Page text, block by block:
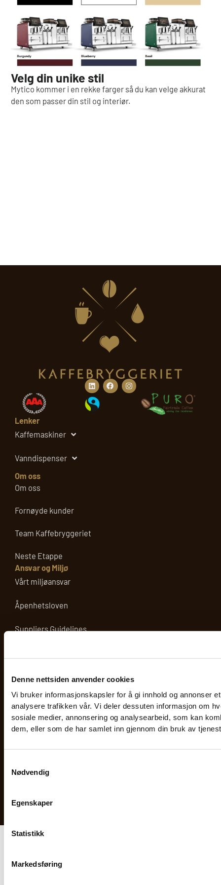
Denne nettsiden anvender cookies
Vi bruker informasjonskapsler for å gi innhold og annonser
analysere trafikken vår. Vi deler dessuten informasjon om
sosiale medier, annonsering og analysearbeid, som kan
dem, eller som de har samlet inn gjennom din bruk av
Nødvendig
Egenskaper
Statistikk
Markedsføring
Velg din unike stil
Mytico kommer i en rekke farger så du kan velge akkurat
den som passer din stil og interiør.
Lenker
Kaffemaskiner
Vanndispenser
Om oss
Om oss
Fornøyde kunder
Team Kaffebryggeriet
Neste Etappe
Ansvar og Miljø
Vårt miljøansvar
Åpenhetsloven
Suppliers Guidelines
Personvern & Cookies
Kontakt
Telefon: 22 32 22 22
E-post:Send e-post
Adresse hovedkontoret:
890 742 262
LinkedinFacebookInstagram